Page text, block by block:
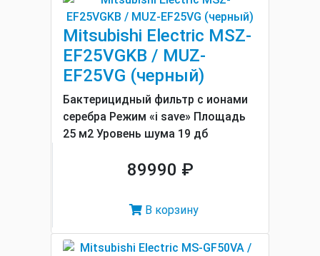
Mitsubishi Electric MSZ-
EF25VGKB / MUZ-
EF25VG (черный)
Бактерицидный фильтр с ионами
серебра Режим «i save» Площадь
25 м2 Уровень шума 19 дб
89990 ₽
В корзину